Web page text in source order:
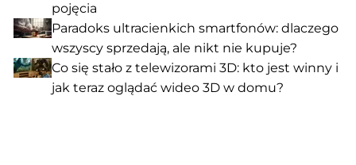
pojęcia
Paradoks ultracienkich smartfonów: dlaczego
wszyscy sprzedają, ale nikt nie kupuje?
Co się stało z telewizorami 3D: kto jest winny i
jak teraz oglądać wideo 3D w domu?